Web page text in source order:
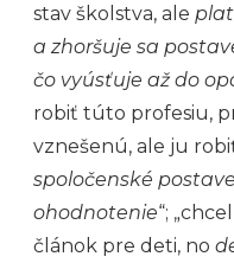
stav školstva, ale
a zhoršuje sa
čo vyúsťuje až do
robiť túto profesiu,
vznešenú, ale ju
spoločenské
ohodnotenie“;
článok pre deti, no